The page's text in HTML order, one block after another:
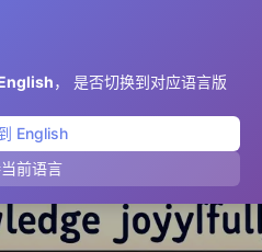
， 是否切换到对应语言版
English
前语言
력